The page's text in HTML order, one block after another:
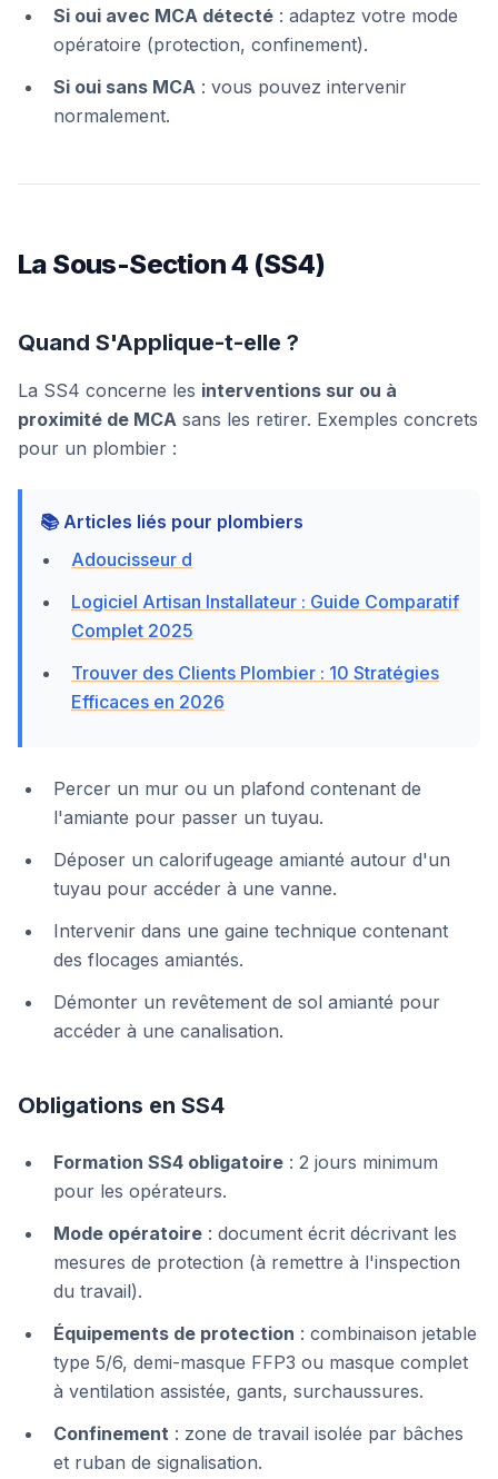
Si oui avec MCA détecté : adaptez votre mode
opératoire (protection, confinement).
Si oui sans MCA : vous pouvez intervenir
normalement.
La Sous-Section 4 (SS4)
Quand S'Applique-t-elle ?
La SS4 concerne les interventions sur ou à
proximité de MCA sans les retirer. Exemples concrets
pour un plombier :
📚 Articles liés pour plombiers
Adoucisseur d
Logiciel Artisan Installateur : Guide Comparatif
Complet 2025
Trouver des Clients Plombier : 10 Stratégies
Efficaces en 2026
Percer un mur ou un plafond contenant de
l'amiante pour passer un tuyau.
Déposer un calorifugeage amianté autour d'un
tuyau pour accéder à une vanne.
Intervenir dans une gaine technique contenant
des flocages amiantés.
Démonter un revêtement de sol amianté pour
accéder à une canalisation.
Obligations en SS4
Formation SS4 obligatoire : 2 jours minimum
pour les opérateurs.
Mode opératoire : document écrit décrivant les
mesures de protection (à remettre à l'inspection
du travail).
Équipements de protection : combinaison jetable
type 5/6, demi-masque FFP3 ou masque complet
à ventilation assistée, gants, surchaussures.
Confinement : zone de travail isolée par bâches
et ruban de signalisation.